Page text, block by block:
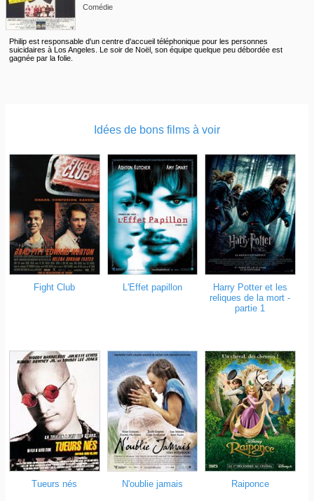
Comédie
Philip est responsable d'un centre d'accueil téléphonique pour les personnes
suicidaires à Los Angeles. Le soir de Noël, son équipe quelque peu débordée est
gagnée par la folie.
Idées de bons films à voir
Fight Club L'Effet papillon
Harry Potter et les
reliques de la mort -
partie 1
Tueurs nés N'oublie jamais Raiponce